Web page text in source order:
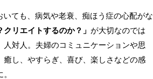
ても、病気や老衰、痴ほう症の心配がな
リエイトするのか？」 が大切なのでは
対人。夫婦のコミュニケーションや思
し、やすらぎ、喜び、楽しさなどの感